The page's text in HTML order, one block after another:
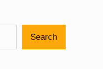
Search